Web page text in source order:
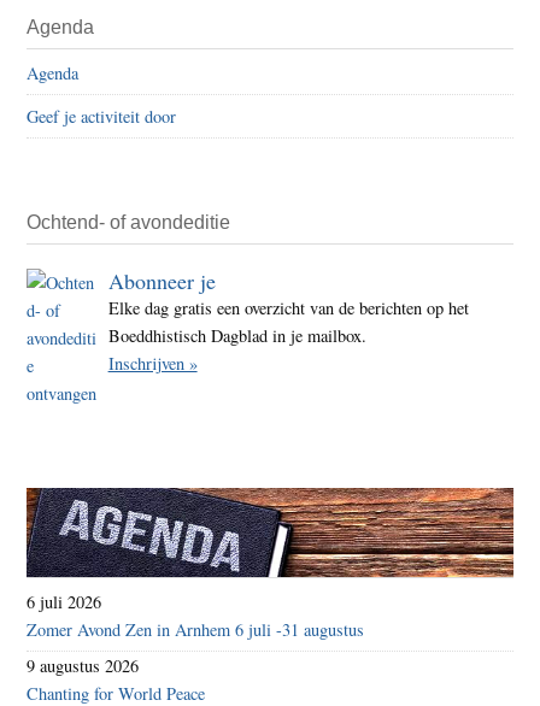
Sidebar
Agenda
Agenda
Geef je activiteit door
Ochtend- of avondeditie
Abonneer je
Elke dag gratis een overzicht van de berichten op het
Boeddhistisch Dagblad in je mailbox.
Inschrijven »
6 juli 2026
Zomer Avond Zen in Arnhem 6 juli -31 augustus
9 augustus 2026
Chanting for World Peace